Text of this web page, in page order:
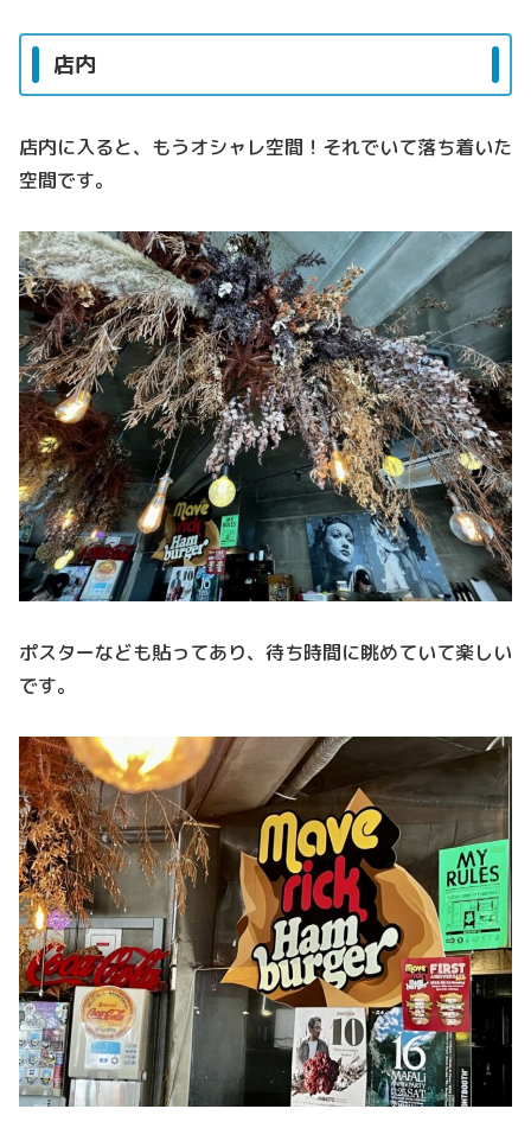
店内
店内に入ると、もうオシャレ空間！それでいて落ち着いた
空間です。
ポスターなども貼ってあり、待ち時間に眺めていて楽しい
です。